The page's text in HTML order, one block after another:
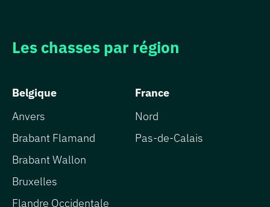
Les chasses par région
Belgique
Anvers
Brabant Flamand
Brabant Wallon
Bruxelles
Flandre Occidentale
France
Nord
Pas-de-Calais